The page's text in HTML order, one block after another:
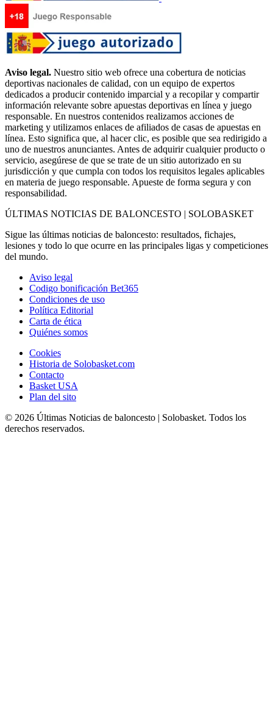
Aviso legal. Nuestro sitio web ofrece una cobertura de noticias
deportivas nacionales de calidad, con un equipo de expertos
dedicados a producir contenido imparcial y a recopilar y compartir
información relevante sobre apuestas deportivas en línea y juego
responsable. En nuestros contenidos realizamos acciones de
marketing y utilizamos enlaces de afiliados de casas de apuestas en
línea. Esto significa que, al hacer clic, es posible que sea redirigido a
uno de nuestros anunciantes. Antes de adquirir cualquier producto o
servicio, asegúrese de que se trate de un sitio autorizado en su
jurisdicción y que cumpla con todos los requisitos legales aplicables
en materia de juego responsable. Apueste de forma segura y con
responsabilidad.
ÚLTIMAS NOTICIAS DE BALONCESTO | SOLOBASKET
Sigue las últimas noticias de baloncesto: resultados, fichajes,
lesiones y todo lo que ocurre en las principales ligas y competiciones
del mundo.
Aviso legal
Codigo bonificación Bet365
Condiciones de uso
Política Editorial
Carta de ética
Quiénes somos
Cookies
Historia de Solobasket.com
Contacto
Basket USA
Plan del sito
© 2026 Últimas Noticias de baloncesto | Solobasket. Todos los
derechos reservados.